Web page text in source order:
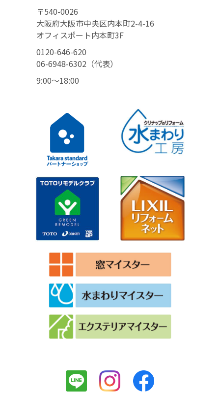
〒540-0026
大阪府大阪市中央区内本町2-4-16
オフィスポート内本町3F
0120-646-620
06-6948-6302（代表）
9:00〜18:00